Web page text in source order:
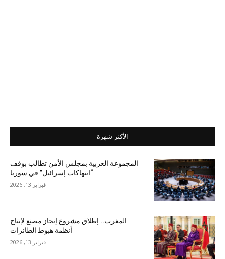
الأكثر شهرة
المجموعة العربية بمجلس الأمن تطالب بوقف
“انتهاكات إسرائيل” في سوريا
فبراير 13, 2026
المغرب.. إطلاق مشروع إنجاز مصنع لإنتاج
أنظمة هبوط الطائرات
فبراير 13, 2026